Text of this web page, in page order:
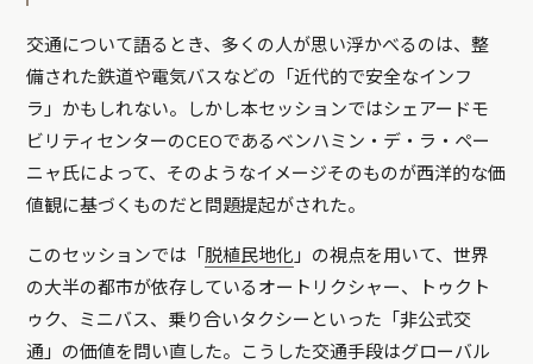
交通について語るとき、多くの人が思い浮かべるのは、整
備された鉄道や電気バスなどの「近代的で安全なインフ
ラ」かもしれない。しかし本セッションではシェアードモ
ビリティセンターのCEOであるベンハミン・デ・ラ・ペー
ニャ氏によって、そのようなイメージそのものが西洋的な価
値観に基づくものだと問題提起がされた。
このセッションでは「脱植民地化 」の視点を用いて、世界
の大半の都市が依存しているオートリクシャー、トゥクト
ゥク、ミニバス、乗り合いタクシーといった「非公式交
通」の価値を問い直した。こうした交通手段はグローバル